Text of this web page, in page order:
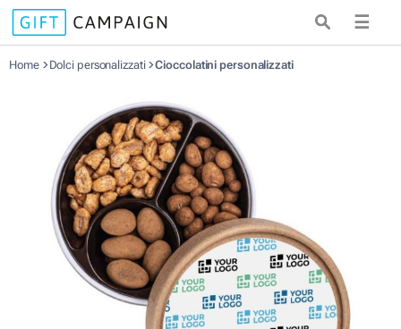
☰
Home Dolci personalizzati Cioccolatini personalizzati